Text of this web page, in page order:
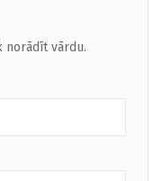
norādīt vārdu.